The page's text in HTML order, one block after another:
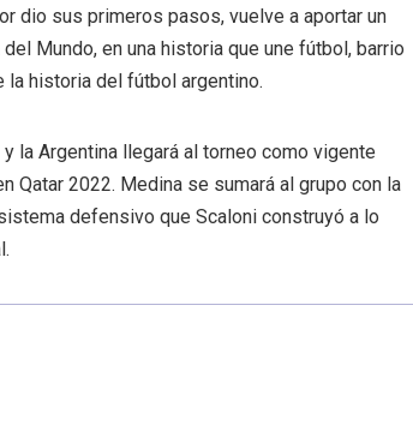
dio sus primeros pasos, vuelve a aportar un
Mundo, en una historia que une fútbol, barrio
la historia del fútbol argentino.
la Argentina llegará al torneo como vigente
Qatar 2022. Medina se sumará al grupo con la
defensivo que Scaloni construyó a lo